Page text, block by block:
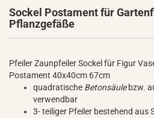
Sockel Postament für
Pflanzgefäße
Pfeiler Zaunpfeiler Sockel für Figur
Postament 40x40cm 67cm
quadratische Betonsäule bzw.
verwendbar
3- teiliger Pfeiler bestehend aus